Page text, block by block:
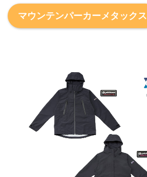
マウンテンパーカーメタックス